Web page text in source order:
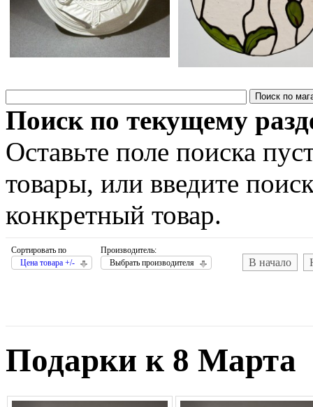
Поиск по текущему
Оставьте поле поиска
товары, или введите
конкретный товар.
Сортировать по
Цена товара +/-
Производитель:
Выбрать производителя
В начало
Подарки к 8 Марта